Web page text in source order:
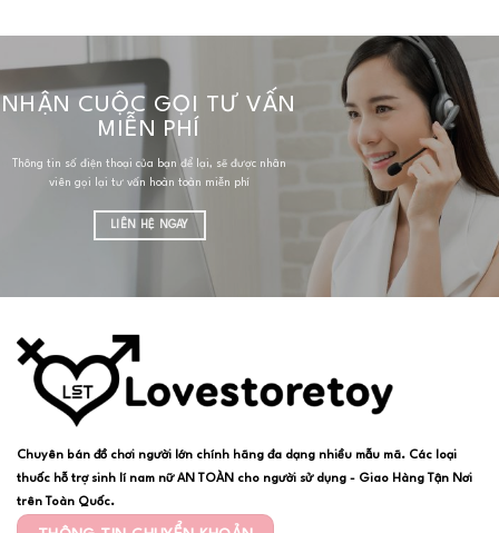
NHẬN CUỘC GỌI TƯ VẤN
MIỄN PHÍ
Thông tin số điện thoại của bạn để lại, sẽ được nhân
viên gọi lại tư vấn hoàn toàn miễn phí
LIÊN HỆ NGAY
Chuyên bán đồ chơi người lớn chính hãng đa dạng nhiều mẫu mã. Các loại
thuốc hỗ trợ sinh lí nam nữ AN TOÀN cho người sử dụng - Giao Hàng Tận Nơi
trên Toàn Quốc.